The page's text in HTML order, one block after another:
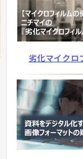
劣化マイクロ